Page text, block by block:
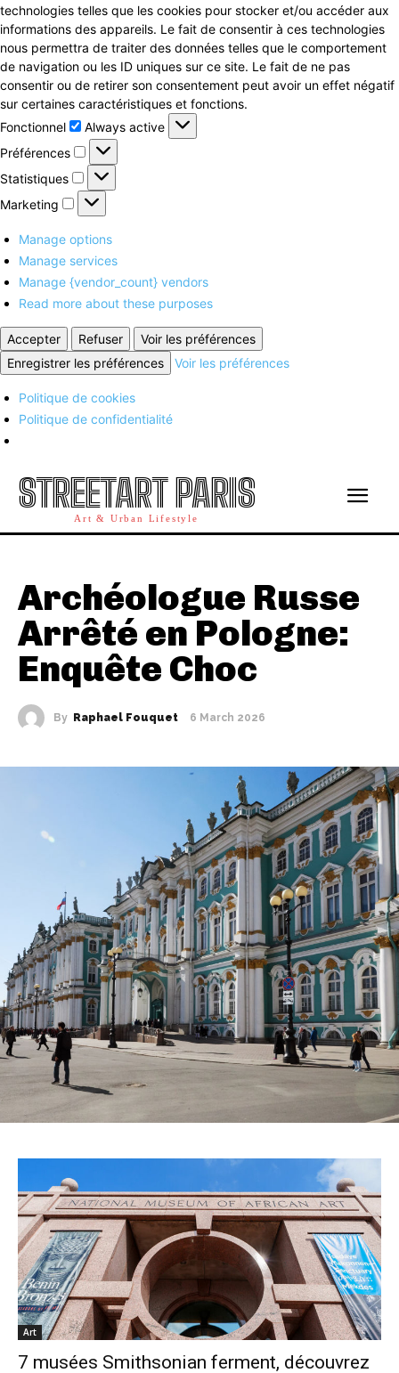
technologies telles que les cookies pour stocker et/ou accéder aux
informations des appareils. Le fait de consentir à ces technologies
nous permettra de traiter des données telles que le comportement
de navigation ou les ID uniques sur ce site. Le fait de ne pas
consentir ou de retirer son consentement peut avoir un effet négatif
sur certaines caractéristiques et fonctions.
Fonctionnel
Fonctionnel
Always active
Préférences
Préférences
Statistiques Statistiques
Marketing Marketing
Manage options
Manage services
Manage {vendor_count} vendors
Read more about these purposes
Accepter Refuser
Voir les préférences
Enregistrer les préférences
Voir les préférences
Politique de cookies
Politique de confidentialité
STREETART PARIS
Art & Urban Lifestyle
Archéologue Russe
Arrêté en Pologne:
Enquête Choc
By Raphael Fouquet 6 March 2026
Art
7 musées Smithsonian ferment, découvrez